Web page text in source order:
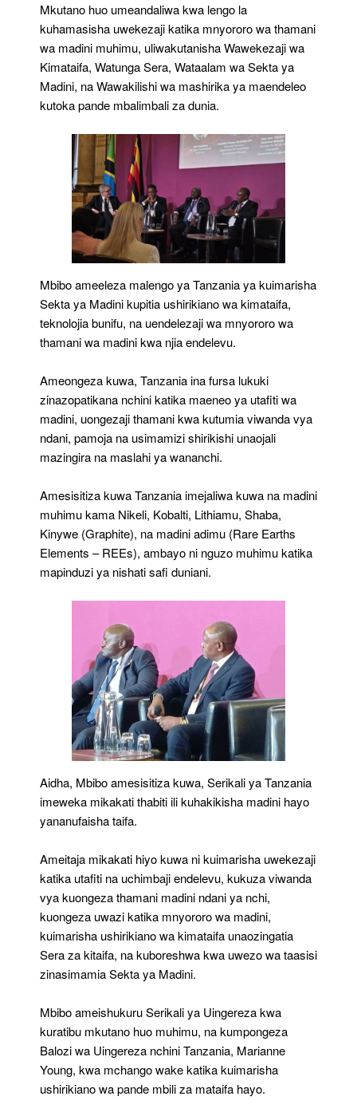
Mkutano huo umeandaliwa kwa lengo la
kuhamasisha uwekezaji katika mnyororo wa thamani
wa madini muhimu, uliwakutanisha Wawekezaji wa
Kimataifa, Watunga Sera, Wataalam wa Sekta ya
Madini, na Wawakilishi wa mashirika ya maendeleo
kutoka pande mbalimbali za dunia.
Mbibo ameeleza malengo ya Tanzania ya kuimarisha
Sekta ya Madini kupitia ushirikiano wa kimataifa,
teknolojia bunifu, na uendelezaji wa mnyororo wa
thamani wa madini kwa njia endelevu.
Ameongeza kuwa, Tanzania ina fursa lukuki
zinazopatikana nchini katika maeneo ya utafiti wa
madini, uongezaji thamani kwa kutumia viwanda vya
ndani, pamoja na usimamizi shirikishi unaojali
mazingira na maslahi ya wananchi.
Amesisitiza kuwa Tanzania imejaliwa kuwa na madini
muhimu kama Nikeli, Kobalti, Lithiamu, Shaba,
Kinywe (Graphite), na madini adimu (Rare Earths
Elements – REEs), ambayo ni nguzo muhimu katika
mapinduzi ya nishati safi duniani.
Aidha, Mbibo amesisitiza kuwa, Serikali ya Tanzania
imeweka mikakati thabiti ili kuhakikisha madini hayo
yananufaisha taifa.
Ameitaja mikakati hiyo kuwa ni kuimarisha uwekezaji
katika utafiti na uchimbaji endelevu, kukuza viwanda
vya kuongeza thamani madini ndani ya nchi,
kuongeza uwazi katika mnyororo wa madini,
kuimarisha ushirikiano wa kimataifa unaozingatia
Sera za kitaifa, na kuboreshwa kwa uwezo wa taasisi
zinasimamia Sekta ya Madini.
Mbibo ameishukuru Serikali ya Uingereza kwa
kuratibu mkutano huo muhimu, na kumpongeza
Balozi wa Uingereza nchini Tanzania, Marianne
Young, kwa mchango wake katika kuimarisha
ushirikiano wa pande mbili za mataifa hayo.